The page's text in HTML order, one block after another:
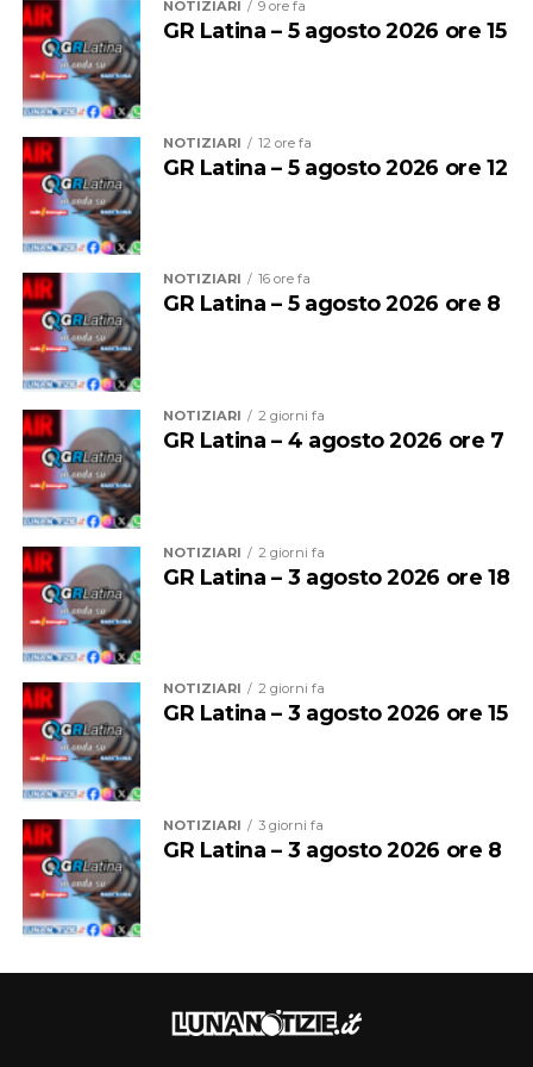
L’obiettivo dell’evento è mantenere viva la memoria di
Federico e promuovere una riflessione sull’importanza
della prevenzione e della responsabilità alla guida,
soprattutto lungo arterie particolarmente trafficate.
Gli organizzatori rivolgono un invito alla cittadinanza e
alle istituzioni affinché prendano parte alla
commemorazione, sottolineando il valore dell’impegno
condiviso per diffondere una maggiore cultura della
sicurezza stradale e sostenere le famiglie colpite da
tragedie simili.
NOTIZIARI 9 ore fa
GR Latina – 5 agosto 2026 ore 15
NOTIZIARI 12 ore fa
GR Latina – 5 agosto 2026 ore 12
NOTIZIARI 16 ore fa
GR Latina – 5 agosto 2026 ore 8
NOTIZIARI 2 giorni fa
GR Latina – 4 agosto 2026 ore 7
NOTIZIARI 2 giorni fa
GR Latina – 3 agosto 2026 ore 18
NOTIZIARI 2 giorni fa
GR Latina – 3 agosto 2026 ore 15
NOTIZIARI 3 giorni fa
GR Latina – 3 agosto 2026 ore 8